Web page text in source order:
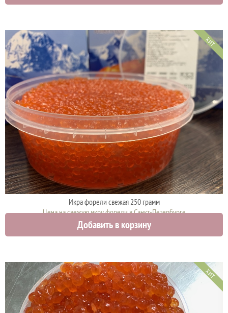
ХИТ
Икра форели свежая 250 грамм
Цена на свежую икру форели в Санкт-Петербурге
2375 руб.
Добавить в корзину
ХИТ